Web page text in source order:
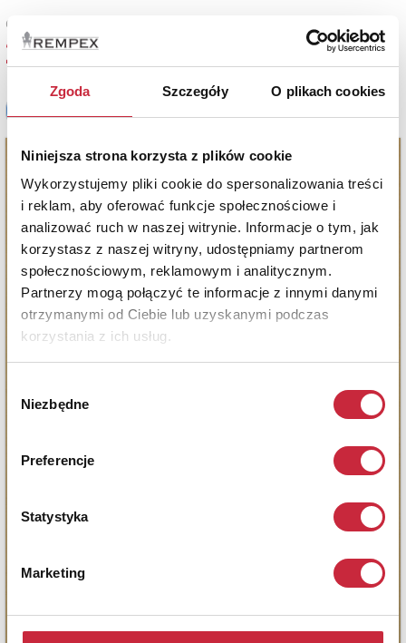
Zgoda Szczegóły O plikach cookies
Niniejsza strona korzysta z plików cookie
Wykorzystujemy pliki cookie do spersonalizowania treści
i reklam, aby oferować funkcje społecznościowe i
analizować ruch w naszej witrynie. Informacje o tym, jak
korzystasz z naszej witryny, udostępniamy partnerom
społecznościowym, reklamowym i analitycznym.
Partnerzy mogą połączyć te informacje z innymi danymi
otrzymanymi od Ciebie lub uzyskanymi podczas
korzystania z ich usług.
zgody
Niezbędne
Preferencje
Statystyka
Marketing
Cena sprzedaży
2 500 zł